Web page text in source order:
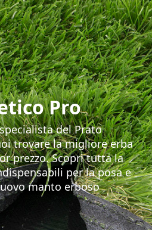
Pro
del Prato
trovare la migliore erba
prezzo. Scopri tutta la
per la posa e
manto erboso